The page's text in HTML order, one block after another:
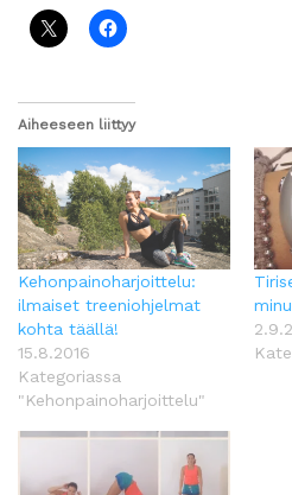
Aiheeseen liittyy
Kehonpainoharjoittelu:
ilmaiset treeniohjelmat
kohta täällä!
15.8.2016
Kategoriassa
"Kehonpainoharjoittelu"